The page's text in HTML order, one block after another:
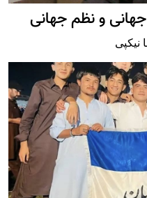
و نظم جهانی
نیکپی